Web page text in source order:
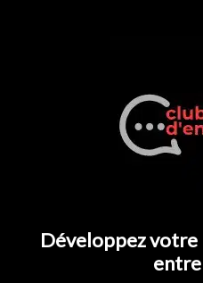
Développez votre